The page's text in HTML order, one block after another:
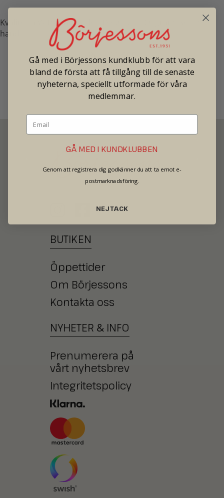
Kvalité ca W-P. Ringstorlek 18/56. Vikt 3,6 gram. Second
hand.
Pris: 16 500
Tradionellt butikspris: 30 000
SECOND HAND - JEWELRY - WATCHES
BUTIKEN
Öppettider
Om Börjessons
Kontakta oss
NYHETER & INFO
Prenumerera på
vårt nyhetsbrev
Integritetspolicy
Gå med i Börjessons kundklubb för att vara
bland de första att få tillgång till de senaste
nyheterna, speciellt utformade för våra
medlemmar.
GÅ MED I KUNDKLUBBEN
Genom att registrera dig godkänner du att ta emot e-
postmarknadsföring.
NEJ TACK